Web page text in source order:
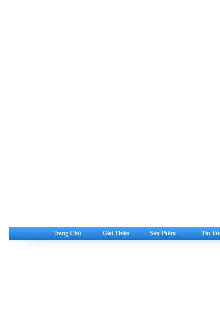
Trang Chủ Giới Thiệu Sản Phẩm Tin